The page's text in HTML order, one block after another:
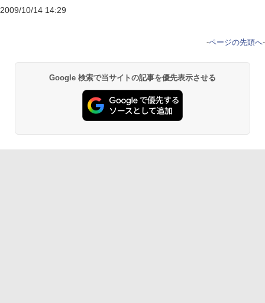
2009/10/14 14:29
-ページの先頭へ-
Google 検索で当サイトの記事を優先表示させる